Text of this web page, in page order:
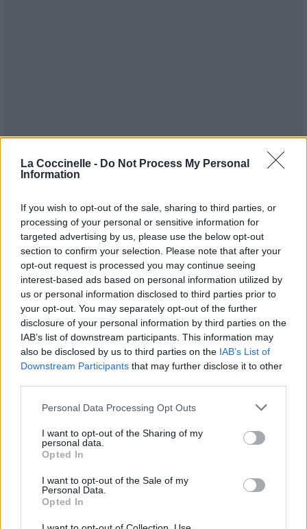
La Coccinelle - Do Not Process My Personal
Information
If you wish to opt-out of the sale, sharing to third parties, or
processing of your personal or sensitive information for
targeted advertising by us, please use the below opt-out
section to confirm your selection. Please note that after your
opt-out request is processed you may continue seeing
interest-based ads based on personal information utilized by
us or personal information disclosed to third parties prior to
your opt-out. You may separately opt-out of the further
disclosure of your personal information by third parties on the
IAB’s list of downstream participants. This information may
also be disclosed by us to third parties on the IAB’s List of
Downstream Participants that may further disclose it to other
Personal Data Processing Opt Outs
I want to opt-out of the Sharing of my
personal data.
Opted In
I want to opt-out of the Sale of my
Personal Data.
Opted In
Publié parTigrex-Feu d'Hiver 93371 4 4 7 le 25
novembre 2023 à 7h30.
Chanteurs :
Albums : Rise of the Hero
Paroles + Traduction Téléchargement
Vidéos
Commentaires
Pour prolonger le plaisir musical :
Télécharger légalement les MP3 sur
Télécharger légalement les MP3 ou trouver le CD sur
Trouver des vinyles et des CD sur